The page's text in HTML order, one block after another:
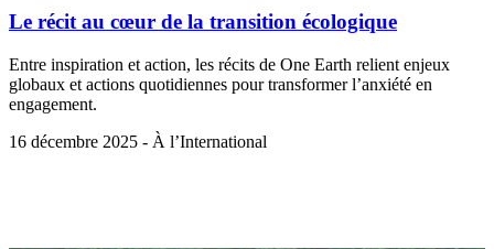
Le récit au cœur de la transition écologique
Entre inspiration et action, les récits de One Earth relient enjeux
globaux et actions quotidiennes pour transformer l’anxiété en
engagement.
16 décembre 2025 - À l’International